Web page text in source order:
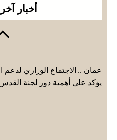
أخبار
عمان .. الاجتماع الوزاري لدعم
يؤكد على أهمية دور لجنة القدس